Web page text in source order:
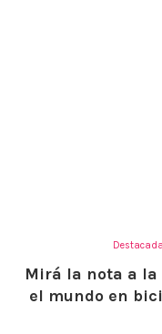
Mirá la nota a
el mundo en